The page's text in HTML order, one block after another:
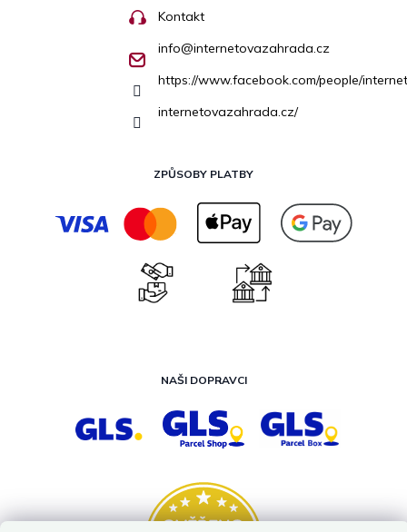
Kontakt
info@internetovazahrada.cz
https://www.facebook.com/people/
internetovazahrada.cz/
ZPŮSOBY PLATBY
NAŠI DOPRAVCI